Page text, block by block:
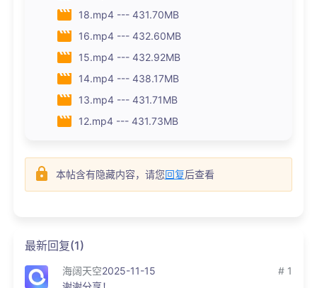
18.mp4 --- 431.70MB
16.mp4 --- 432.60MB
15.mp4 --- 432.92MB
14.mp4 --- 438.17MB
13.mp4 --- 431.71MB
12.mp4 --- 431.73MB
本帖含有隐藏内容，请您回复后查看
最新回复(1)
海阔天空2025-11-15
# 1